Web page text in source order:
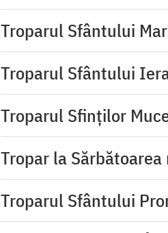
Troparul Sfântului
Troparul Sfântului
Troparul Sfinţilor
Tropar la
Troparul Sfântului